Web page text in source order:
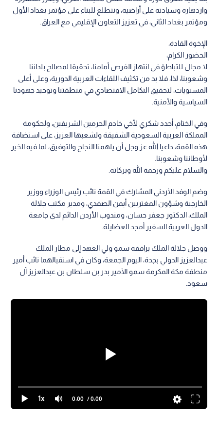
وازدهاره وسيادته على أراضيه، ونتطلع للبناء على مؤتمر بغداد الأول
ومؤتمر بغداد الثاني، في تعزيز التعاون الإقليمي مع العراق.
الإخوة القادة،
الحضور الكرام،
لا مجال للتباطؤ في انتهاز الفرص أمامنا، تحقيقا لمصالح بلداننا
وشعوبنا، لذا، فلا بد من تكثيف اللقاءات العربية الدورية، وعلى أعلى
المستويات، لتحقيق التكامل الاقتصادي في منطقتنا وتوحيد جهودنا
السياسية والأمنية.
وفي الختام، أجدد شكري لأخي خادم الحرمين الشريفين، ولحكومة
المملكة العربية السعودية الشقيقة ولشعبها العزيز، على استضافة
هذه القمة، داعيا الله عز وجل أن يلهمنا النجاح والتوفيق، لما فيه الخير
لأوطاننا وشعوبنا.
والسلام عليكم ورحمة الله وبركاته.
وضم الوفد الأردني المشارك في القمة نائب رئيس الوزراء ووزير
الخارجية وشؤون المغتربين أيمن الصفدي، ومدير مكتب جلالة
الملك، الدكتور جعفر حسان، ومندوب الأردن الدائم لدى جامعة
الدول العربية السفير أمجد العضايلة.
ووصل جلالة الملك يرافقه سمو ولي العهد إلى مطار الملك
عبدالعزيز الدولي بجدة، اليوم الجمعة، وكان في استقبالهما نائب أمير
منطقة مكة المكرمة سمو الأمير بدر بن سلطان بن عبدالعزيز آل
سعود.
1x 0:00 / 0:00